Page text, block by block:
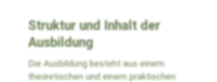
Struktur und Inhalt der
Ausbildung
Die Ausbildung besteht aus einem
theoretischen und einem praktischen